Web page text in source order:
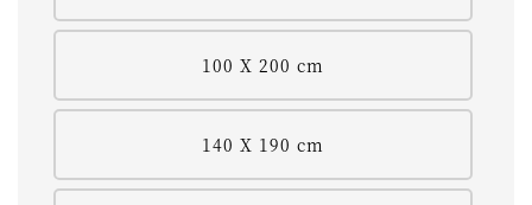
100 X 200 cm
140 X 190 cm